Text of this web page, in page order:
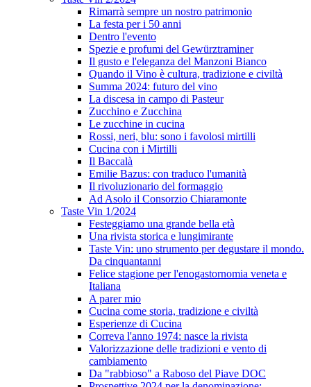
Rimarrà sempre un nostro patrimonio
La festa per i 50 anni
Dentro l'evento
Spezie e profumi del Gewürztraminer
Il gusto e l'eleganza del Manzoni Bianco
Quando il Vino è cultura, tradizione e civiltà
Summa 2024: futuro del vino
La discesa in campo di Pasteur
Zucchino e Zucchina
Le zucchine in cucina
Rossi, neri, blu: sono i favolosi mirtilli
Cucina con i Mirtilli
Il Baccalà
Emilie Bazus: con traduco l'umanità
Il rivoluzionario del formaggio
Ad Asolo il Consorzio Chiaramonte
Taste Vin 1/2024
Festeggiamo una grande bella età
Una rivista storica e lungimirante
Taste Vin: uno strumento per degustare il mondo.
Da cinquantanni
Felice stagione per l'enogastornomia veneta e
Italiana
A parer mio
Cucina come storia, tradizione e civiltà
Esperienze di Cucina
Correva l'anno 1974: nasce la rivista
Valorizzazione delle tradizioni e vento di
cambiamento
Da "rabbioso" a Raboso del Piave DOC